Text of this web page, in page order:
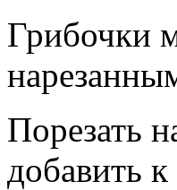
Грибочки
Порезать
добавить